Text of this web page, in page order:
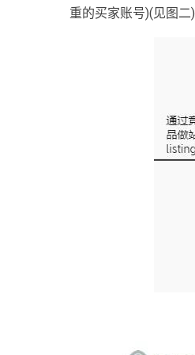
重的买家账号)(见图二)